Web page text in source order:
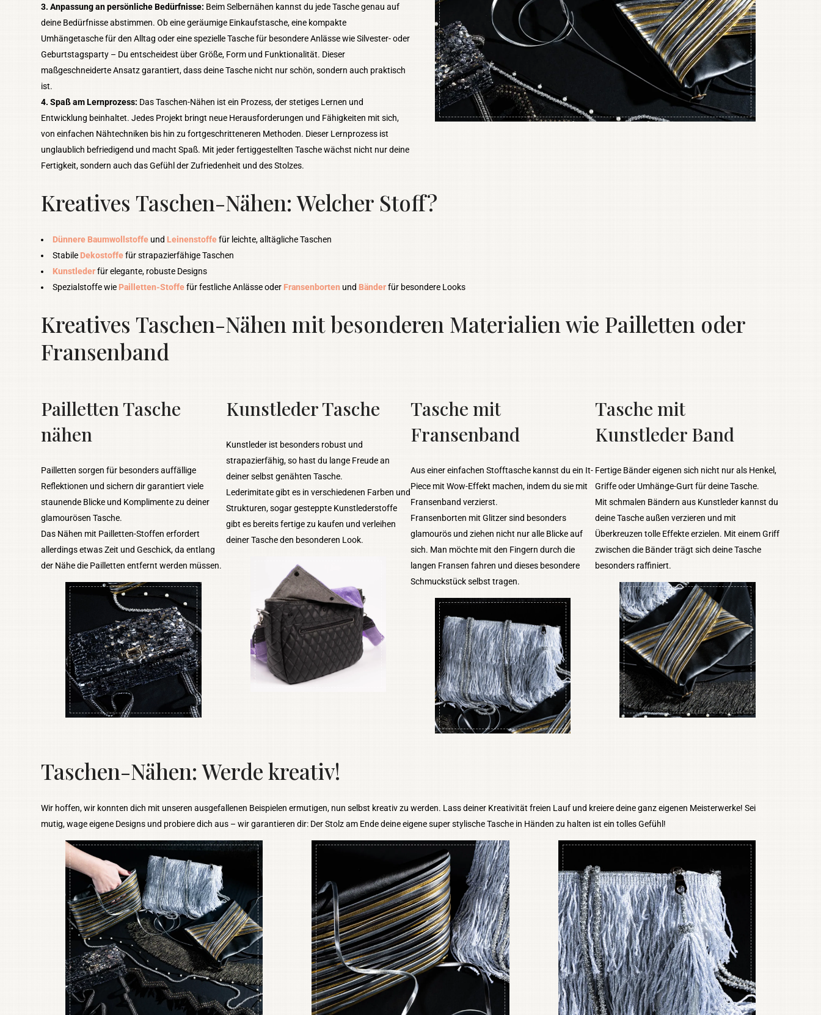
3. Anpassung an persönliche Bedürfnisse: Beim Selbernähen kannst du jede Tasche genau auf
deine Bedürfnisse abstimmen. Ob eine geräumige Einkaufstasche, eine kompakte
Umhängetasche für den Alltag oder eine spezielle Tasche für besondere Anlässe wie Silvester- oder
Geburtstagsparty – Du entscheidest über Größe, Form und Funktionalität. Dieser
maßgeschneiderte Ansatz garantiert, dass deine Tasche nicht nur schön, sondern auch praktisch
ist.
4. Spaß am Lernprozess: Das Taschen-Nähen ist ein Prozess, der stetiges Lernen und
Entwicklung beinhaltet. Jedes Projekt bringt neue Herausforderungen und Fähigkeiten mit sich,
von einfachen Nähtechniken bis hin zu fortgeschritteneren Methoden. Dieser Lernprozess ist
unglaublich befriedigend und macht Spaß. Mit jeder fertiggestellten Tasche wächst nicht nur deine
Fertigkeit, sondern auch das Gefühl der Zufriedenheit und des Stolzes.
Kreatives Taschen-Nähen: Welcher Stoff?
Dünnere Baumwollstoffe und Leinenstoffefür leichte, alltägliche Taschen
Stabile Dekostoffefür strapazierfähige Taschen
Kunstlederfür elegante, robuste Designs
Spezialstoffe wie Pailletten-Stoffefür festliche Anlässe oder Fransenborten und Bänderfür besondere Looks
Kreatives Taschen-Nähen mit besonderen Materialien wie Pailletten oder
Fransenband
Pailletten Tasche
nähen
Pailletten sorgen für besonders auffällige
Reflektionen und sichern dir garantiert viele
staunende Blicke und Komplimente zu deiner
glamourösen Tasche.
Das Nähen mit Pailletten-Stoffen erfordert
allerdings etwas Zeit und Geschick, da entlang
der Nähe die Pailletten entfernt werden müssen.
Kunstleder Tasche
Kunstleder ist besonders robust und
strapazierfähig, so hast du lange Freude an
deiner selbst genähten Tasche.
Lederimitate gibt es in verschiedenen Farben und
Strukturen, sogar gesteppte Kunstlederstoffe
gibt es bereits fertige zu kaufen und verleihen
deiner Tasche den besonderen Look.
Tasche mit
Fransenband
Aus einer einfachen Stofftasche kannst du ein It-
Piece mit Wow-Effekt machen, indem du sie mit
Fransenband verzierst.
Fransenborten mit Glitzer sind besonders
glamourös und ziehen nicht nur alle Blicke auf
sich. Man möchte mit den Fingern durch die
langen Fransen fahren und dieses besondere
Schmuckstück selbst tragen.
Tasche mit
Kunstleder Band
Fertige Bänder eigenen sich nicht nur als Henkel,
Griffe oder Umhänge-Gurt für deine Tasche.
Mit schmalen Bändern aus Kunstleder kannst du
deine Tasche außen verzieren und mit
Überkreuzen tolle Effekte erzielen. Mit einem Griff
zwischen die Bänder trägt sich deine Tasche
besonders raffiniert.
Taschen-Nähen: Werde kreativ!
Wir hoffen, wir konnten dich mit unseren ausgefallenen Beispielen ermutigen, nun selbst kreativ zu werden. Lass deiner Kreativität freien Lauf und kreiere deine ganz eigenen Meisterwerke! Sei
mutig, wage eigene Designs und probiere dich aus – wir garantieren dir: Der Stolz am Ende deine eigene super stylische Tasche in Händen zu halten ist ein tolles Gefühl!